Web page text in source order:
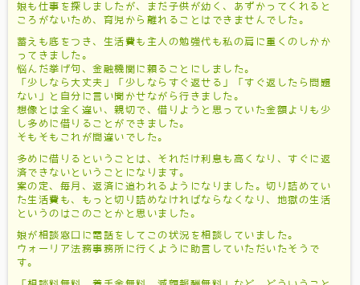
娘も仕事を探しましたが、まだ子供が幼く、あずかってくれると
ころがないため、育児から離れることはできませんでした。
蓄えも底をつき、生活費も主人の勉強代も私の肩に重くのしかか
ってきました。
悩んだ挙げ句、金融機関に頼ることにしました。
「少しなら大丈夫」「少しならすぐ返せる」「すぐ返したら問題
ない」と自分に言い聞かせながら行きました。
想像とは全く違い、親切で、借りようと思っていた金額よりも少
し多めに借りることができました。
そもそもこれが間違いでした。
多めに借りるということは、それだけ利息も高くなり、すぐに返
済できないということになります。
案の定、毎月、返済に追われるようになりました。切り詰めてい
た生活費も、もっと切り詰めなければならなくなり、地獄の生活
というのはこのことかと思いました。
娘が相談窓口に電話をしてこの状況を相談していました。
ウォーリア法務事務所に行くように助言していただいたそうで
す。